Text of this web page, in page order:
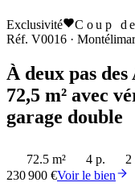
Exclusivité Coup
Réf. V0016 · Montélimar
À deux pas
72,5 m² avec
garage double
72.5 m² 4 p.
2
230 900 €Voir le bien